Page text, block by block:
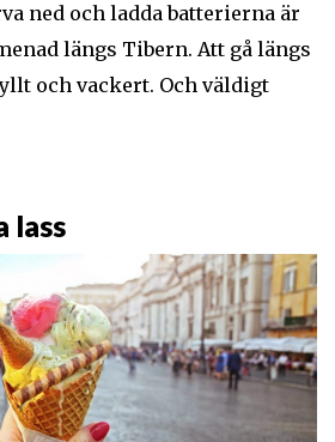
ned och ladda batterierna är
längs Tibern. Att gå längs
och vackert. Och väldigt
lass